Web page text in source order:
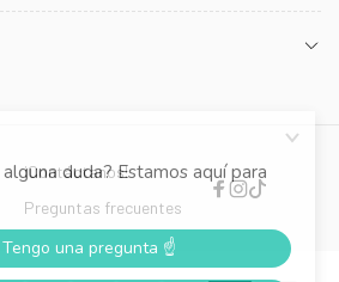
¡Contáctanos!
Preguntas frecuentes Facebook
Instagram
TikTok